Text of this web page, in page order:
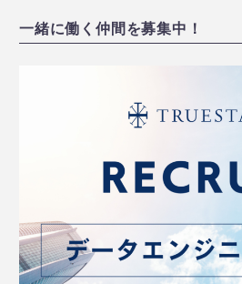
一緒に働く仲間を募集中！